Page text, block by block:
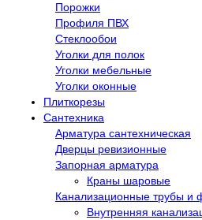
Порожки
Профиля ПВХ
Стеклообои
Уголки для полок
Уголки мебельные
Уголки оконные
Плиткорезы
Сантехника
Арматура сантехническая
Дверцы ревизионные
Запорная арматура
Краны шаровые
Канализационные трубы и
Внутренняя